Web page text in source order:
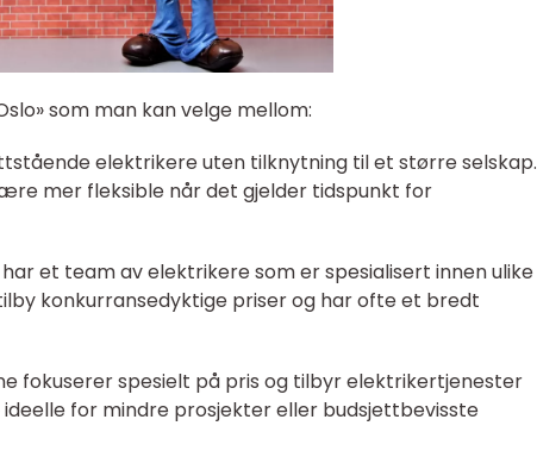
som man kan velge mellom:
elektrikere uten tilknytning til et større selskap.
mer fleksible når det gjelder tidspunkt for
et team av elektrikere som er spesialisert innen ulike
konkurransedyktige priser og har ofte et bredt
fokuserer spesielt på pris og tilbyr elektrikertjenester
for mindre prosjekter eller budsjettbevisste